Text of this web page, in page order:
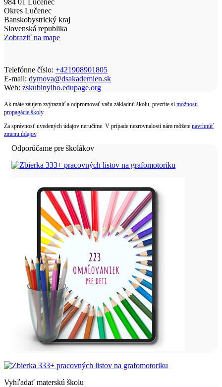
Okres Lučenec
Banskobystrický kraj
Slovenská republika
Zobraziť na mape
Telefónne číslo: +421908901805
E-mail: dymova@dsakademien.sk
Web: zskubinyiho.edupage.org
Ak máte záujem zvýrazniť a odpromovať vašu základnú školu, prezrite si možnosti
propagácie školy.
Za správnosť uvedených údajov neručíme. V prípade nezrovnalostí nám môžete navrhnúť
zmenu údajov.
Odporúčame pre školákov
Vyhľadať materskú školu